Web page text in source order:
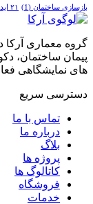
بازسازی ساختمان (1) ۲۱ ایده شگفت‌انگیز سبک بوهو
گروه معماری
پیمان ساختمان،
های نمایشگاهی
دسترسی سریع
تماس با ما
درباره ما
بلاگ
پروژه ها
کاتالوگ ها
فروشگاه
خدمات